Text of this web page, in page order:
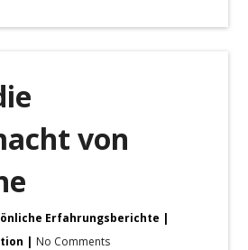
von
Erfahrungsberichte
No Comments